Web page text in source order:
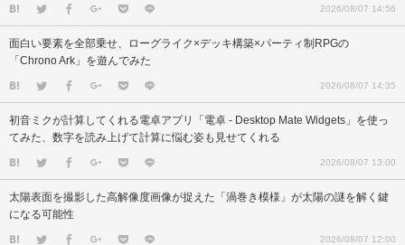
2026/08/07 14:56
面白い要素を全部乗せ、ローグライク×デッキ構築×パーティ制RPGの
「Chrono Ark」を遊んでみた
2026/08/07 14:35
初音ミクが計算してくれる電卓アプリ「電卓 - Desktop Mate Widgets」を使っ
てみた、数字を読み上げて計算に悩む姿も見せてくれる
2026/08/07 13:00
太陽表面を撮影した高解像度画像が捉えた「渦巻き模様」が太陽の謎を解く鍵
になる可能性
2026/08/07 12:00